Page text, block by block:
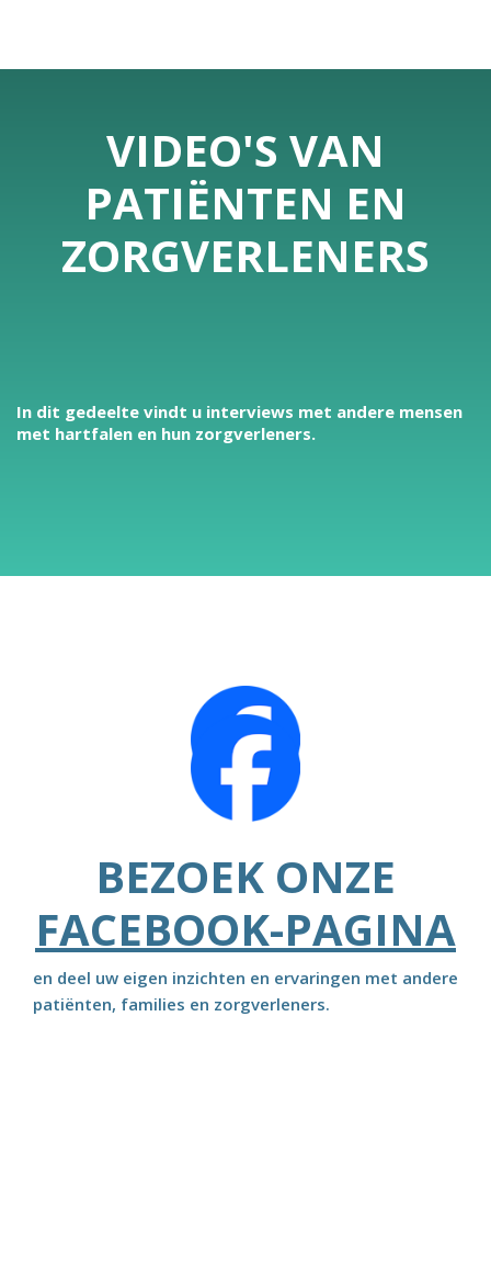
VIDEO'S VAN
PATIËNTEN EN
ZORGVERLENERS
In dit gedeelte vindt u interviews met andere mensen
met hartfalen en hun zorgverleners.
BEZOEK ONZE
FACEBOOK-PAGINA
en deel uw eigen inzichten en ervaringen met andere
patiënten, families en zorgverleners.